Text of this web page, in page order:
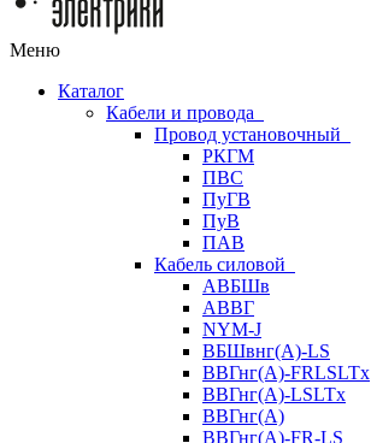
Меню
Каталог
Кабели и провода
Провод установочный
РКГМ
ПВС
ПуГВ
ПуВ
ПАВ
Кабель силовой
АВБШв
АВВГ
NYM-J
ВБШвнг(А)-LS
ВВГнг(A)-FRLSLTx
ВВГнг(A)-LSLTx
ВВГнг(А)
ВВГнг(А)-FR-LS